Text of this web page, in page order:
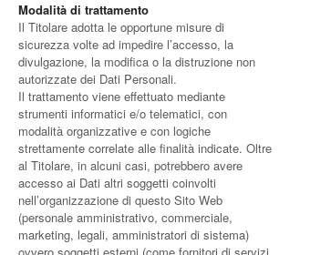
Modalità di trattamento
Il Titolare adotta le opportune misure di
sicurezza volte ad impedire l’accesso, la
divulgazione, la modifica o la distruzione non
autorizzate dei Dati Personali.
Il trattamento viene effettuato mediante
strumenti informatici e/o telematici, con
modalità organizzative e con logiche
strettamente correlate alle finalità indicate. Oltre
al Titolare, in alcuni casi, potrebbero avere
accesso ai Dati altri soggetti coinvolti
nell’organizzazione di questo Sito Web
(personale amministrativo, commerciale,
marketing, legali, amministratori di sistema)